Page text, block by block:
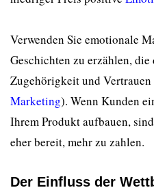
Verwenden Sie emotionale
Geschichten zu erzählen, die
Zugehörigkeit und
Marketing). Wenn Kunden
Ihrem Produkt aufbauen,
eher bereit, mehr zu zahlen.
Der Einfluss der